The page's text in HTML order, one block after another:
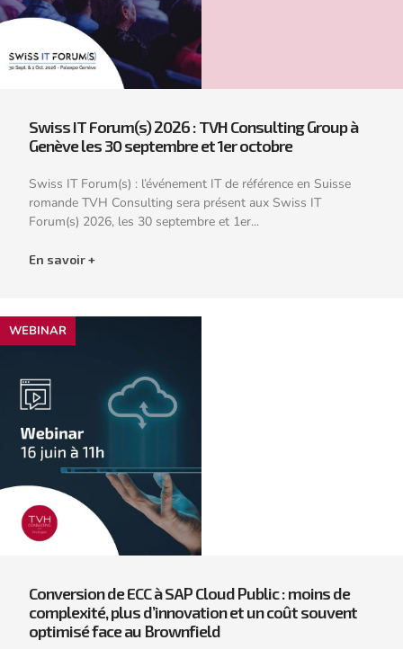
Swiss IT Forum(s) 2026 : TVH Consulting Group à
Genève les 30 septembre et 1er octobre
Swiss IT Forum(s) : l’événement IT de référence en Suisse
romande TVH Consulting sera présent aux Swiss IT
Forum(s) 2026, les 30 septembre et 1er...
En savoir +
WEBINAR
Conversion de ECC à SAP Cloud Public : moins de
complexité, plus d’innovation et un coût souvent
optimisé face au Brownfield